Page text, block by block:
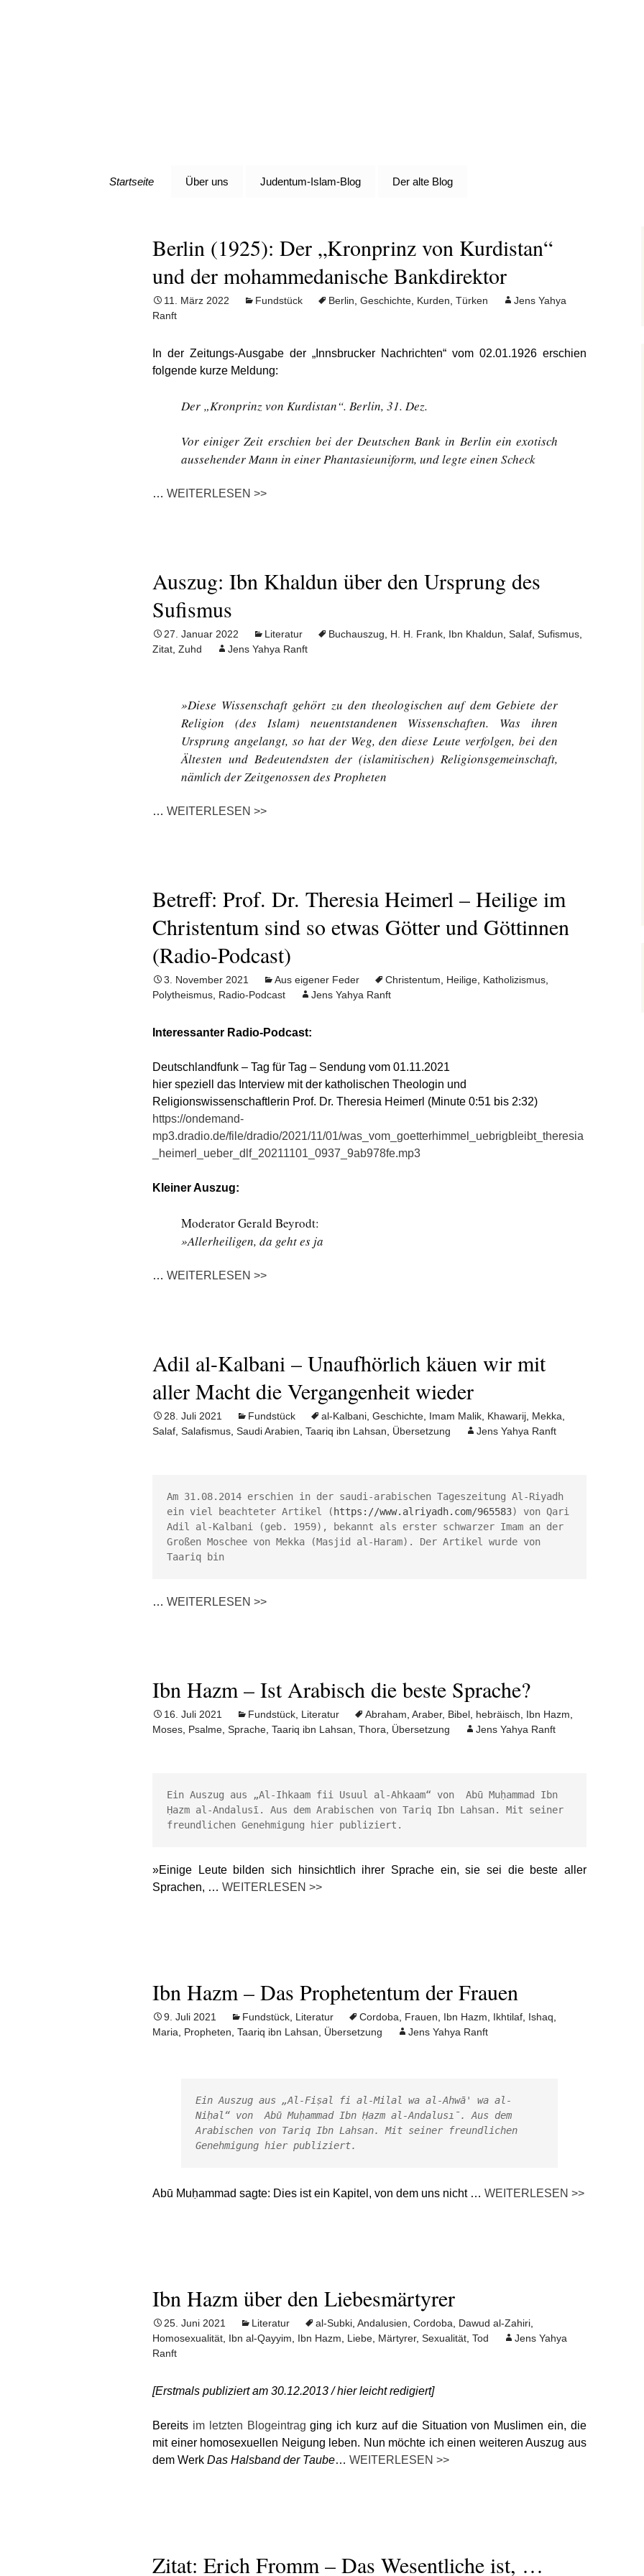
Startseite Über uns Judentum-Islam-Blog Der alte Blog
Berlin (1925): Der „Kronprinz von Kurdistan“
und der mohammedanische Bankdirektor
11. März 2022 Fundstück Berlin Geschichte Kurden Türken
Jens Yahya
Ranft
In der Zeitungs-Ausgabe der „Innsbrucker Nachrichten“ vom 02.01.1926 erschien
folgende kurze Meldung:
Der „Kronprinz von Kurdistan“. Berlin, 31. Dez.
Vor einiger Zeit erschien bei der Deutschen Bank in Berlin ein exotisch
aussehender Mann in einer Phantasieuniform, und legte einen Scheck
… WEITERLESEN >>
Auszug: Ibn Khaldun über den Ursprung des
Sufismus
27. Januar 2022 Literatur Buchauszug H. H. Frank Ibn Khaldun Salaf Sufismus
Zitat Zuhd Jens Yahya Ranft
»Diese Wissenschaft gehört zu den theologischen auf dem Gebiete der
Religion (des Islam) neuentstandenen Wissenschaften. Was ihren
Ursprung angelangt, so hat der Weg, den diese Leute verfolgen, bei den
Ältesten und Bedeutendsten der (islamitischen) Religionsgemeinschaft,
nämlich der Zeitgenossen des Propheten
… WEITERLESEN >>
Betreff: Prof. Dr. Theresia Heimerl – Heilige im
Christentum sind so etwas Götter und Göttinnen
(Radio-Podcast)
3. November 2021 Aus eigener Feder Christentum Heilige Katholizismus
Polytheismus Radio-Podcast Jens Yahya Ranft
Interessanter Radio-Podcast:
Deutschlandfunk – Tag für Tag – Sendung vom 01.11.2021
hier speziell das Interview mit der katholischen Theologin und
Religionswissenschaftlerin Prof. Dr. Theresia Heimerl (Minute 0:51 bis 2:32)
https://ondemand-
mp3.dradio.de/file/dradio/2021/11/01/was_vom_goetterhimmel_uebrigbleibt_theresia
_heimerl_ueber_dlf_20211101_0937_9ab978fe.mp3
Kleiner Auszug:
Moderator Gerald Beyrodt:
»Allerheiligen, da geht es ja
… WEITERLESEN >>
Adil al-Kalbani – Unaufhörlich käuen wir mit
aller Macht die Vergangenheit wieder
28. Juli 2021 Fundstück al-Kalbani Geschichte Imam Malik Khawarij Mekka
Salaf Salafismus Saudi Arabien Taariq ibn Lahsan Übersetzung Jens Yahya Ranft
Am 31.08.2014 erschien in der saudi-arabischen Tageszeitung Al-Riyadh
ein viel beachteter Artikel ( https://www.alriyadh.com/965583) von Qari
Adil al-Kalbani (geb. 1959), bekannt als erster schwarzer Imam an der
Großen Moschee von Mekka (Masjid al-Haram). Der Artikel wurde von
Taariq bin
… WEITERLESEN >>
Ibn Hazm – Ist Arabisch die beste Sprache?
16. Juli 2021 Fundstück Literatur Abraham Araber, Bibel hebräisch Ibn Hazm
Moses Psalme Sprache Taariq ibn Lahsan Thora Übersetzung Jens Yahya Ranft
Ein Auszug aus „Al-Ihkaam fii Usuul al-Ahkaam“ von  Abū Muḥammad Ibn
Ḥazm al-Andalusı̄. Aus dem Arabischen von Tariq Ibn Lahsan. Mit seiner
freundlichen Genehmigung hier publiziert.
»Einige Leute bilden sich hinsichtlich ihrer Sprache ein, sie sei die beste aller
Sprachen, … WEITERLESEN >>
Ibn Hazm – Das Prophetentum der Frauen
9. Juli 2021 Fundstück Literatur Cordoba Frauen Ibn Hazm Ikhtilaf Ishaq
Maria
Propheten Taariq ibn Lahsan Übersetzung Jens Yahya Ranft
Ein Auszug aus „Al-Fiṣal fi al-Milal wa al-Ahwā' wa al-
Niḥal“ von  Abū Muḥammad Ibn Ḥazm al-Andalusı̄. Aus dem
Arabischen von Tariq Ibn Lahsan. Mit seiner freundlichen
Genehmigung hier publiziert.
Abū Muḥammad sagte: Dies ist ein Kapitel, von dem uns nicht … WEITERLESEN >>
Ibn Hazm über den Liebesmärtyrer
25. Juni 2021 Literatur al-Subki Andalusien Cordoba Dawud al-Zahiri
Homosexualität Ibn al-Qayyim Ibn Hazm Liebe Märtyrer, Sexualität Tod
Jens Yahya
Ranft
[Erstmals publiziert am 30.12.2013 / hier leicht redigiert]
Bereits im letzten Blogeintrag ging ich kurz auf die Situation von Muslimen ein, die
mit einer homosexuellen Neigung leben. Nun möchte ich einen weiteren Auszug aus
dem Werk Das Halsband der Taube… WEITERLESEN >>
Zitat: Erich Fromm – Das Wesentliche ist, …